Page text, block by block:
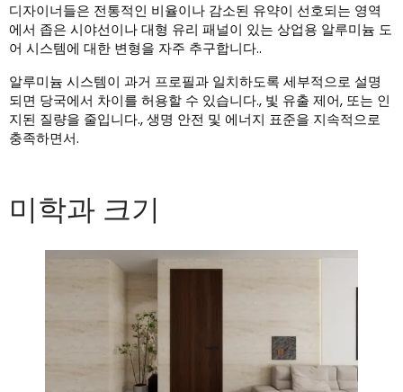
디자이너들은 전통적인 비율이나 감소된 유약이 선호되는 영역
에서 좁은 시야선이나 대형 유리 패널이 있는 상업용 알루미늄 도
어 시스템에 대한 변형을 자주 추구합니다..
알루미늄 시스템이 과거 프로필과 일치하도록 세부적으로 설명
되면 당국에서 차이를 허용할 수 있습니다., 빛 유출 제어, 또는 인
지된 질량을 줄입니다., 생명 안전 및 에너지 표준을 지속적으로
충족하면서.
미학과 크기